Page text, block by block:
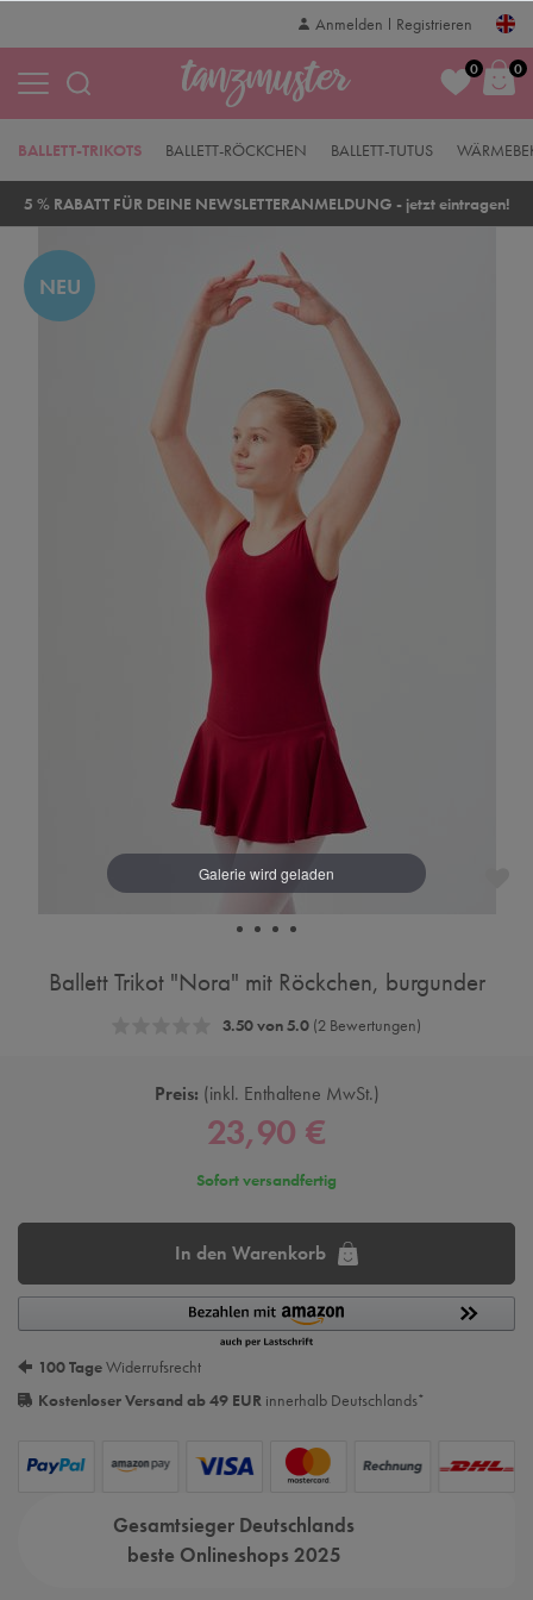
Anmelden Registrieren
0 0
BALLETT-RÖCKCHEN
BALLETT-TRIKOTS BALLETT-TUTUS
5 % RABATT FÜR DEINE NEWSLETTERANMELDUNG - jetzt eintragen!
NEU
Ballett Trikot "Nora" mit Röckchen, burgunder
3.50 von 5.0 (2 Bewertungen)
Preis: inkl. Enthaltene MwSt.
23,90 €
Sofort versandfertig
In den Warenkorb
100 TageWiderrufsrecht
Kostenloser Versand ab 49 EUR innerhalb Deutschlands*
Gesamtsieger Deutschlands
beste Onlineshops 2025